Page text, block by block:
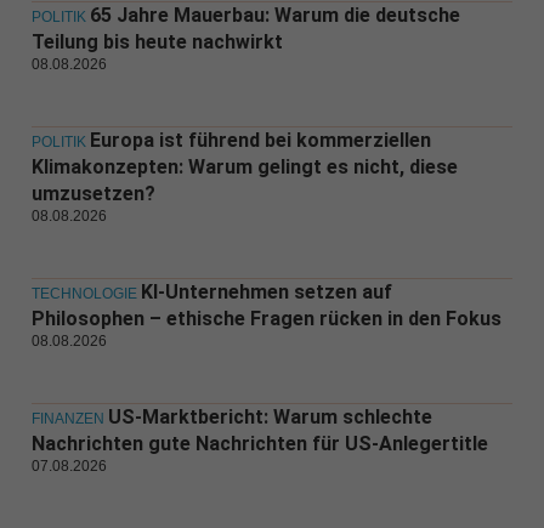
POLITIK 65 Jahre Mauerbau: Warum die deutsche
Teilung bis heute nachwirkt
08.08.2026
POLITIK Europa ist führend bei kommerziellen
Klimakonzepten: Warum gelingt es nicht, diese
umzusetzen?
08.08.2026
TECHNOLOGIE KI-Unternehmen setzen auf
Philosophen – ethische Fragen rücken in den Fokus
08.08.2026
FINANZEN US-Marktbericht: Warum schlechte
Nachrichten gute Nachrichten für US-Anlegertitle
07.08.2026